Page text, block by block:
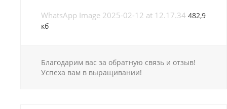
WhatsApp Image 2025-02-12 at 12.17.34 482,9
кб
Благодарим вас за обратную связь и отзыв!
Успеха вам в выращивании!